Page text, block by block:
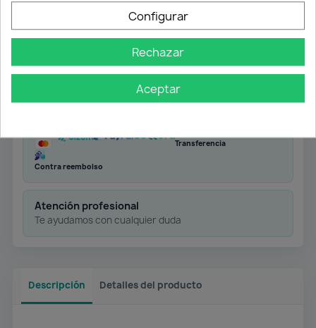
Desde 50 € en península
Transferencia
Contra reembolso
Atención profesional
Te ayudamos con cualquier duda
Descripción Detalles del producto
Configurar
Rechazar
Aceptar